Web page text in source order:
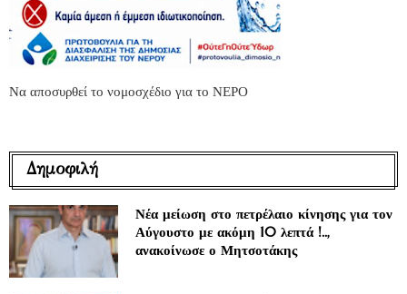
Να αποσυρθεί το νομοσχέδιο για το ΝΕΡΟ
Δημοφιλή
Νέα μείωση στο πετρέλαιο κίνησης για τον
Αύγουστο με ακόμη 10 λεπτά !..,
ανακοίνωσε ο Μητσοτάκης